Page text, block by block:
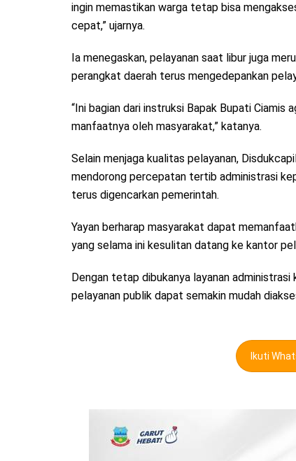
ingin memastikan warga tetap bisa
cepat,” ujarnya.
Ia menegaskan, pelayanan saat libur juga
perangkat daerah terus mengedepankan
“Ini bagian dari instruksi Bapak Bupati Ciamis
manfaatnya oleh masyarakat,” katanya.
Selain menjaga kualitas pelayanan,
mendorong percepatan tertib administrasi
terus digencarkan pemerintah.
Yayan berharap masyarakat dapat
yang selama ini kesulitan datang ke kantor
Dengan tetap dibukanya layanan
pelayanan publik dapat semakin mudah
Ikuti